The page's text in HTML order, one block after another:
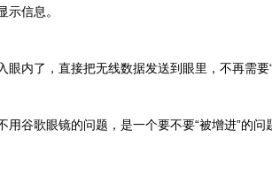
信息。
内了，直接把无线数据发送到眼里，不再需要“
谷歌眼镜的问题，是一个要不要“被增进”的问